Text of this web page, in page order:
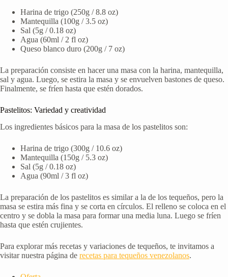
Harina de trigo (250g / 8.8 oz)
Mantequilla (100g / 3.5 oz)
Sal (5g / 0.18 oz)
Agua (60ml / 2 fl oz)
Queso blanco duro (200g / 7 oz)
La preparación consiste en hacer una masa con la harina, mantequilla,
sal y agua. Luego, se estira la masa y se envuelven bastones de queso.
Finalmente, se fríen hasta que estén dorados.
Pastelitos: Variedad y creatividad
Los ingredientes básicos para la masa de los pastelitos son:
Harina de trigo (300g / 10.6 oz)
Mantequilla (150g / 5.3 oz)
Sal (5g / 0.18 oz)
Agua (90ml / 3 fl oz)
La preparación de los pastelitos es similar a la de los tequeños, pero la
masa se estira más fina y se corta en círculos. El relleno se coloca en el
centro y se dobla la masa para formar una media luna. Luego se fríen
hasta que estén crujientes.
Para explorar más recetas y variaciones de tequeños, te invitamos a
visitar nuestra página de recetas para tequeños venezolanos.